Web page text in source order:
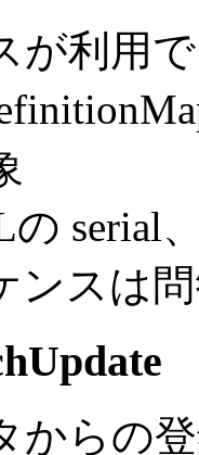
が利用
の serial
ンスは
からの